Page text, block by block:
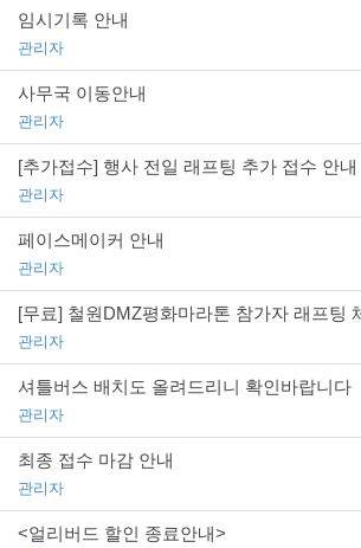
임시기록 안내
관리자
사무국 이동안내
관리자
[추가접수] 행사 전일 래프팅 추가 접수 안내
관리자
페이스메이커 안내
관리자
[무료] 철원DMZ평화마라톤 참가자 래프팅
관리자
셔틀버스 배치도 올려드리니 확인바랍니다
관리자
최종 접수 마감 안내
관리자
<얼리버드 할인 종료안내>